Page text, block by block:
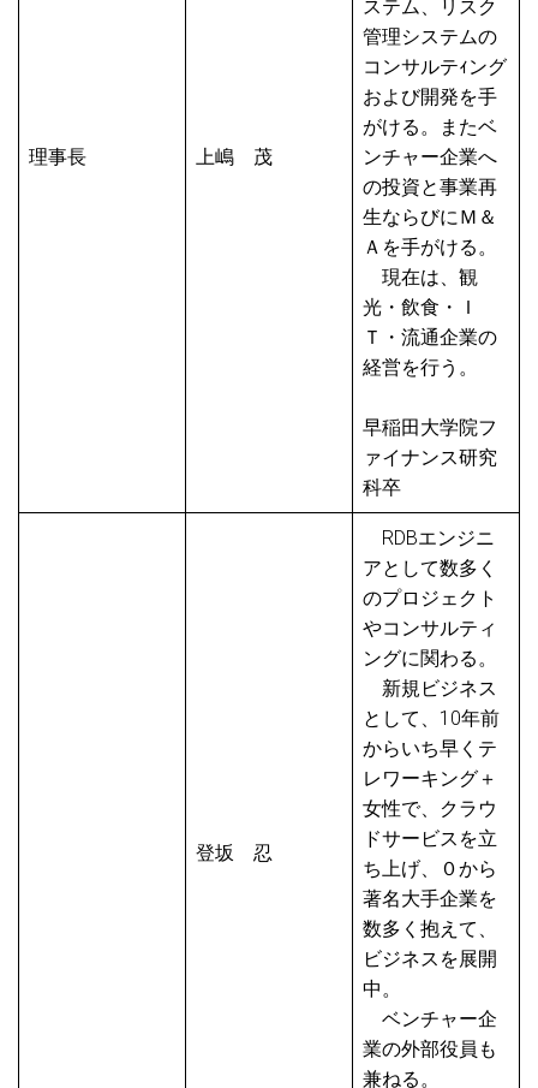
理事長 上嶋 茂
ステム、リスク
管理システムの
コンサルテｨング
および開発を手
がける。またベ
ンチャー企業へ
の投資と事業再
生ならびにＭ＆
Ａを手がける。
現在は、観
光・飲食・Ｉ
Ｔ・流通企業の
経営を行う。
早稲田大学院フ
ァイナンス研究
科卒
登坂 忍
RDBエンジニ
アとして数多く
のプロジェクト
やコンサルティ
ングに関わる。
新規ビジネス
として、10年前
からいち早くテ
レワーキング＋
女性で、クラウ
ドサービスを立
ち上げ、０から
著名大手企業を
数多く抱えて、
ビジネスを展開
中。
ベンチャー企
業の外部役員も
兼ねる。